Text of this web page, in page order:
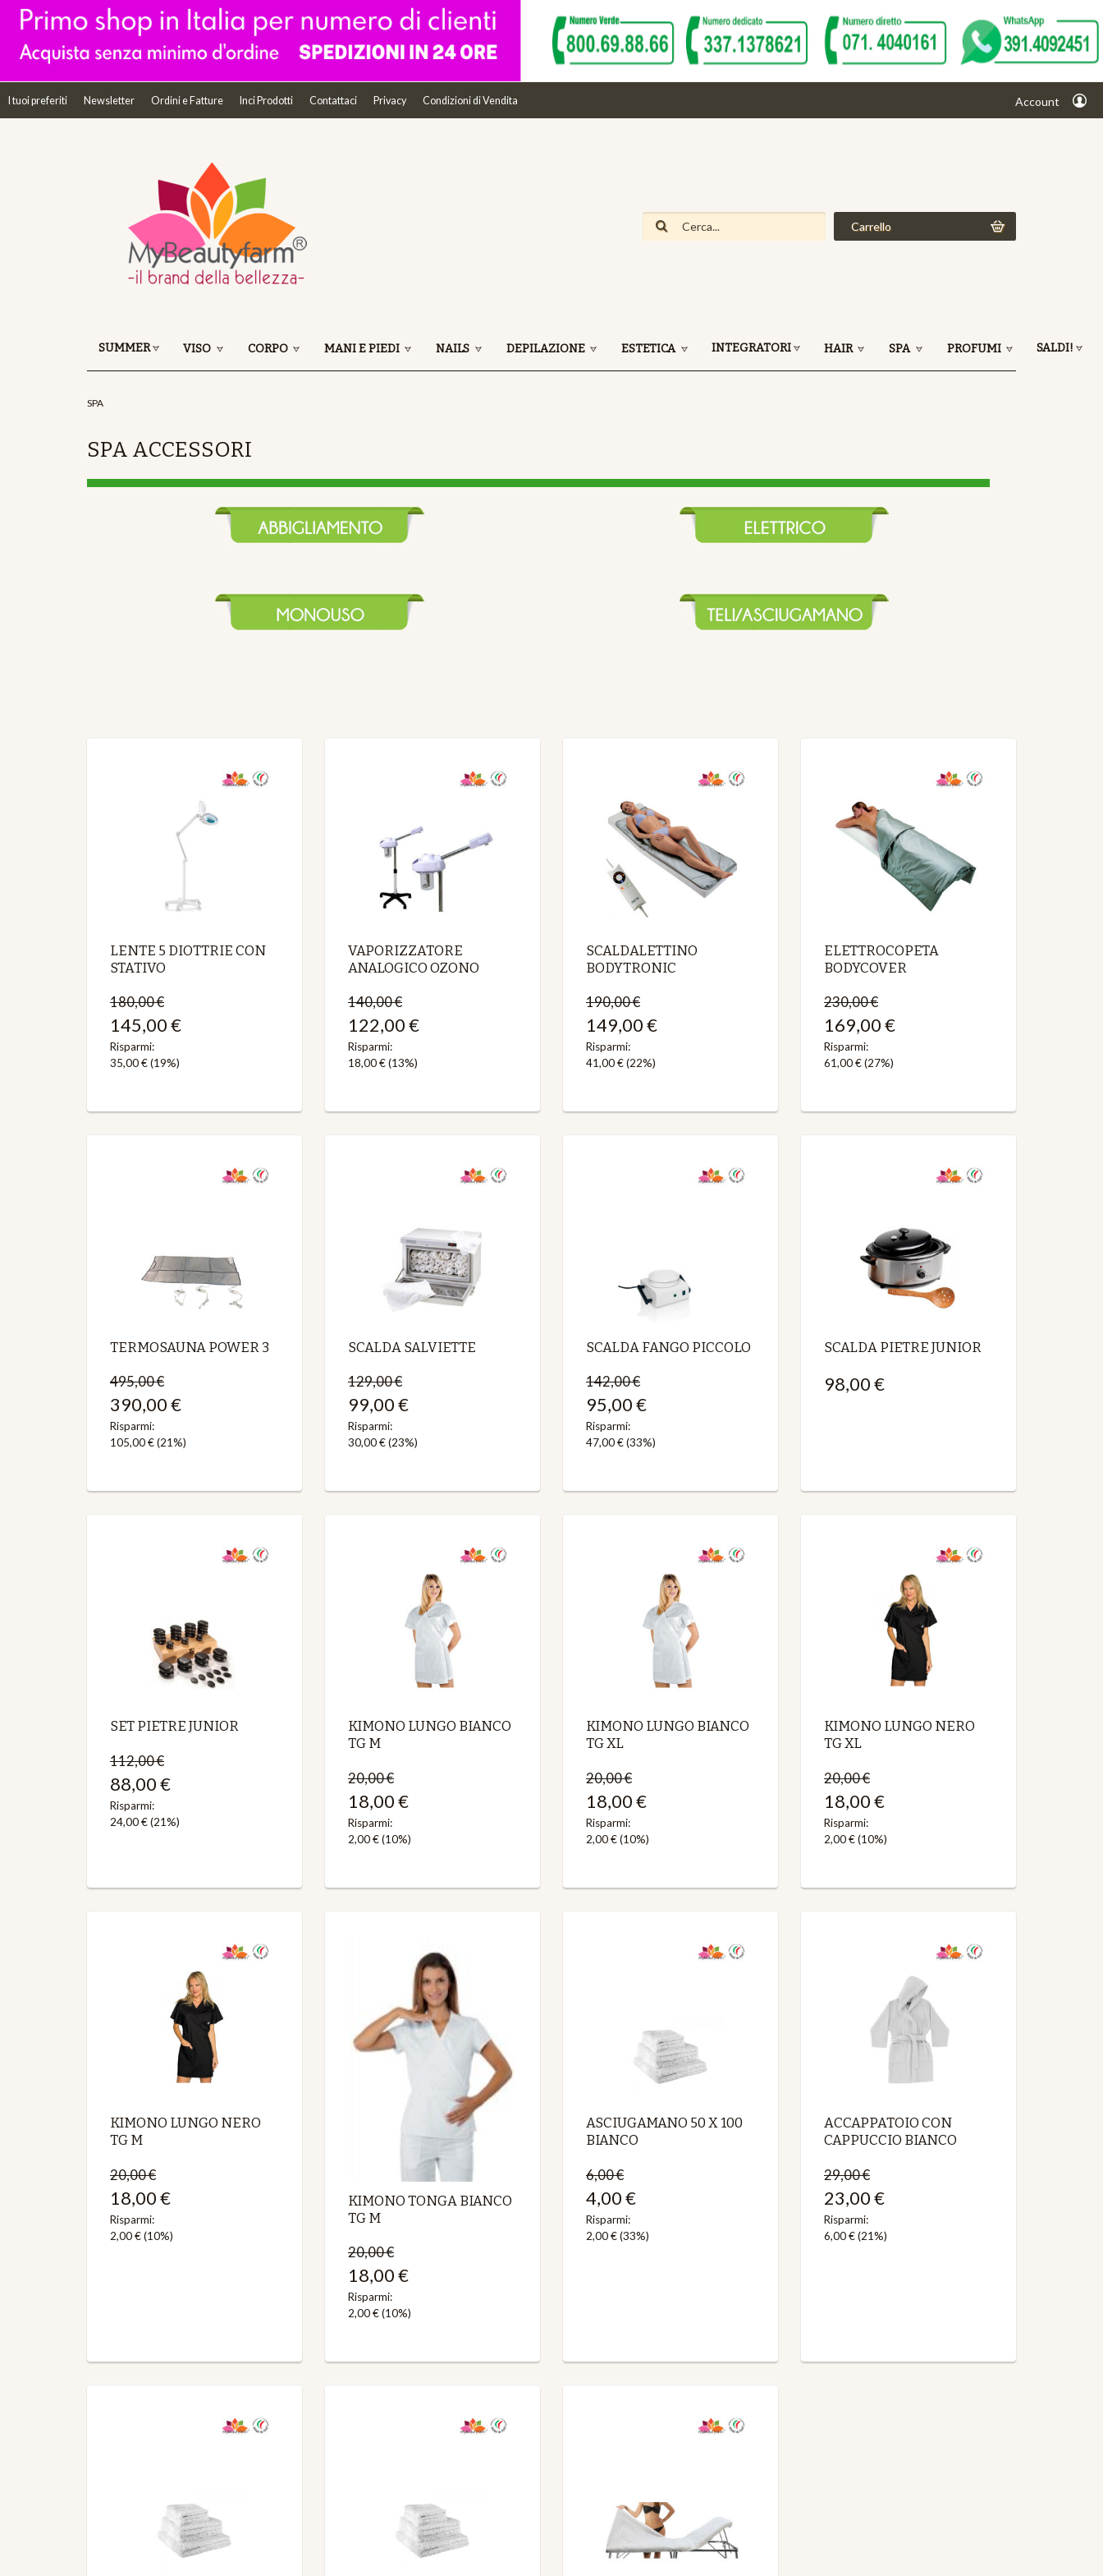
Carrello
Account
I tuoi preferiti Newsletter Ordini e Fatture Inci Prodotti Contattaci Privacy Condizioni di Vendita
SUMMER VISO CORPO MANI E PIEDI NAILS DEPILAZIONE ESTETICA INTEGRATORI HAIR SPA PROFUMI SALDI!
SPA
SPA ACCESSORI
LENTE 5 DIOTTRIE CON
STATIVO
180,00 €
145,00 €
Risparmi:
35,00 €(19%)
VAPORIZZATORE
ANALOGICO OZONO
140,00 €
122,00 €
Risparmi:
18,00 €(13%)
SCALDALETTINO
BODYTRONIC
190,00 €
149,00 €
Risparmi:
41,00 €(22%)
ELETTROCOPETA
BODYCOVER
230,00 €
169,00 €
Risparmi:
61,00 €(27%)
TERMOSAUNA POWER 3
495,00 €
390,00 €
Risparmi:
105,00 €(21%)
SCALDA SALVIETTE
129,00 €
99,00 €
Risparmi:
30,00 €(23%)
SCALDA FANGO PICCOLO
142,00 €
95,00 €
Risparmi:
47,00 €(33%)
SCALDA PIETRE JUNIOR
98,00 €
SET PIETRE JUNIOR
112,00 €
88,00 €
Risparmi:
24,00 €(21%)
KIMONO LUNGO BIANCO
TG M
20,00 €
18,00 €
Risparmi:
2,00 €(10%)
KIMONO LUNGO BIANCO
TG XL
20,00 €
18,00 €
Risparmi:
2,00 €(10%)
KIMONO LUNGO NERO
TG XL
20,00 €
18,00 €
Risparmi:
2,00 €(10%)
KIMONO LUNGO NERO
TG M
20,00 €
18,00 €
Risparmi:
2,00 €(10%)
KIMONO TONGA BIANCO
TG M
20,00 €
18,00 €
Risparmi:
2,00 €(10%)
ASCIUGAMANO 50 X 100
BIANCO
6,00 €
4,00 €
Risparmi:
2,00 €(33%)
ACCAPPATOIO CON
CAPPUCCIO BIANCO
29,00 €
23,00 €
Risparmi:
6,00 €(21%)